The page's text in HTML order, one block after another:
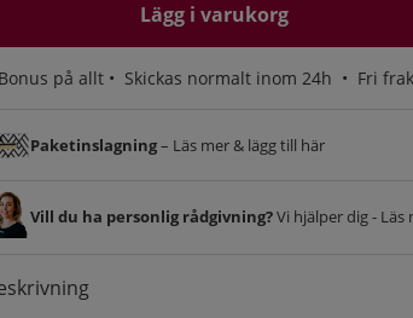
Lägg i varukorg
Bonus på allt • Skickas normalt inom 24h • Fri
Paketinslagning– Läs mer & lägg till här
Vill du ha personlig rådgivning?Vi hjälper dig - Läs